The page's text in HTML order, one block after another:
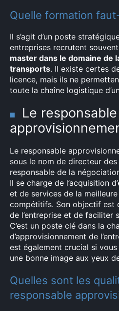
Quelle formation
Il s’agit d’un poste
entreprises recrutent
master dans le domaine de
transports. Il existe certes
licence, mais ils ne
toute la chaîne logistique
Le responsable
Le responsable
sous le nom de directeur
responsable de la
Il se charge de l’acquisition
et de services de la
compétitifs. Son objectif est
de l’entreprise et de faciliter
C’est un poste clé dans la
d’approvisionnement de
est également crucial si
une bonne image aux yeux
Quelles sont les
responsable
Rechercher
: